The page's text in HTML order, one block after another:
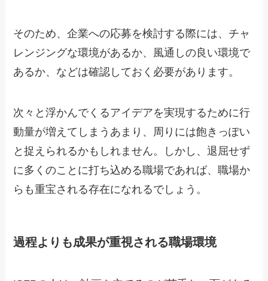
そのため、企業への応募を検討する際には、チャ
レンジングな環境があるか、風通しの良い環境で
あるか、などは確認しておく必要があります。
次々と浮かんでくるアイデアを実現するために行
動量が増えてしまうあまり、周りには飽きっぽい
と捉えられるかもしれません。しかし、退屈せず
に多くのことに打ち込める職場であれば、職場か
らも重宝される存在になれるでしょう。
過程よりも成果が重視される職場環境